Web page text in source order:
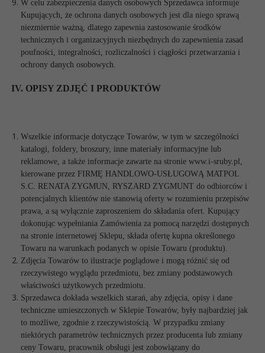
W celu zabezpieczenia danych osobowych Sprzedawca informuje
Kupujących, że ochrona danych osobowych jest dla niego sprawą
niezmiernie ważną, dlatego zapewnia zastosowanie środków
technicznych i organizacyjnych niezbędnych do zapewnienia zasad
poufności, integralności, rozliczalności i ciągłości przetwarzania i
ochrony danych osobowych.
IV. OPISY ZDJĘĆ I PRODUKTÓW
Wszelkie informacje dotyczące Towarów, w tym w szczególności
katalogi, foldery, broszury, inne materiały informacyjne lub
reklamowe, a także informacje zawarte na stronie www.i-sruby.pl,
kierowane przez FIRMĘ HANDLOWO-USŁUGOWĄ MATPOL
S.C. RENATA ZYGMUN, RYSZARD ZYGMUNT do odbiorców i
potencjalnych klientów nie stanowią oferty w rozumieniu przepisów
prawa, a są wyłącznie zaproszeniem do składania ofert. Kupujący
dokonując wypełniania Zamówienia za pomocą narzędzi dostępnych
na stronie internetowej Sklepu, składa ofertę kupna określonego
Towaru na warunkach podanych w opisie Towaru (produktu).
Zdjęcia Towarów to ilustracje poglądowe i mogą różnić się od
rzeczywistego wyglądu przedmiotu, bez zmiany podstawowych
właściwości użytkowych przedmiotu.
Sprzedawca dokłada wszelkich starań, aby zdjęcia, opisy i dane
techniczne umieszczonych w Sklepie Towarów, były najbardziej jak
to możliwe, zgodnie z rzeczywistością. W przypadku zmiany
niektórych parametrów technicznych przez producenta lub zmiany
ceny Towaru, pracownik obsługi jest zobowiązany do